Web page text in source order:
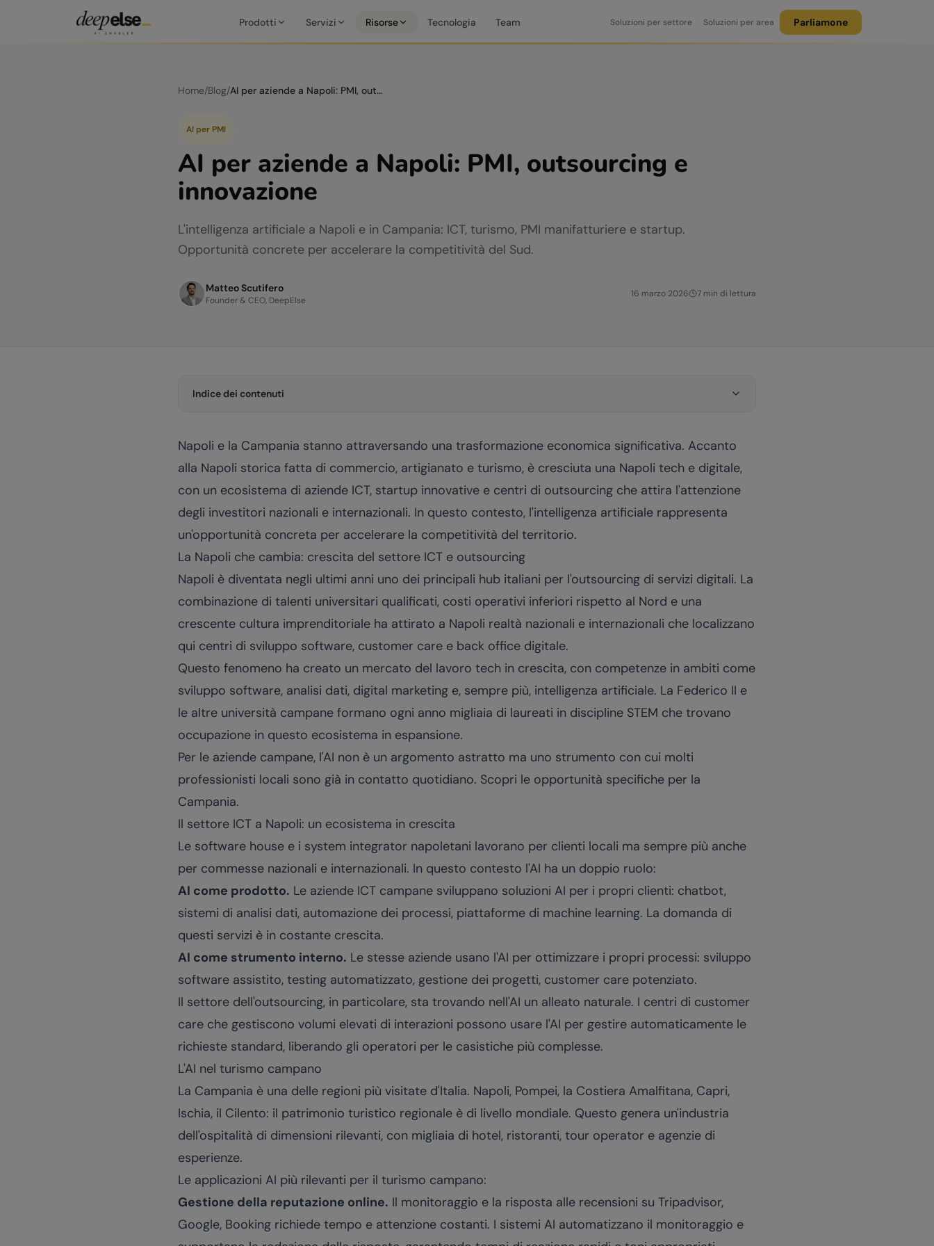
Prodotti Servizi Risorse Tecnologia Team Soluzioni per settore Soluzioni per area Parliamone
Home/Blog/ AI per aziende a Napoli: PMI, outsourcing e innovazione
AI per PMI
AI per aziende a Napoli: PMI, outsourcing e
innovazione
L'intelligenza artificiale a Napoli e in Campania: ICT, turismo, PMI manifatturiere e startup.
Opportunità concrete per accelerare la competitività del Sud.
Matteo Scutifero
Founder & CEO, DeepElse
16 marzo 2026 7 min di lettura
Indice dei contenuti
Napoli e la Campania stanno attraversando una trasformazione economica significativa. Accanto
alla Napoli storica fatta di commercio, artigianato e turismo, è cresciuta una Napoli tech e digitale,
con un ecosistema di aziende ICT, startup innovative e centri di outsourcing che attira l'attenzione
degli investitori nazionali e internazionali. In questo contesto, l'intelligenza artificiale rappresenta
un'opportunità concreta per accelerare la competitività del territorio.
La Napoli che cambia: crescita del settore ICT e outsourcing
Napoli è diventata negli ultimi anni uno dei principali hub italiani per l'outsourcing di servizi digitali. La
combinazione di talenti universitari qualificati, costi operativi inferiori rispetto al Nord e una
crescente cultura imprenditoriale ha attirato a Napoli realtà nazionali e internazionali che localizzano
qui centri di sviluppo software, customer care e back office digitale.
Questo fenomeno ha creato un mercato del lavoro tech in crescita, con competenze in ambiti come
sviluppo software, analisi dati, digital marketing e, sempre più, intelligenza artificiale. La Federico II e
le altre università campane formano ogni anno migliaia di laureati in discipline STEM che trovano
occupazione in questo ecosistema in espansione.
Per le aziende campane, l'AI non è un argomento astratto ma uno strumento con cui molti
professionisti locali sono già in contatto quotidiano. Scopri le opportunità specifiche per la
Campania.
Il settore ICT a Napoli: un ecosistema in crescita
Le software house e i system integrator napoletani lavorano per clienti locali ma sempre più anche
per commesse nazionali e internazionali. In questo contesto l'AI ha un doppio ruolo:
AI come prodotto. Le aziende ICT campane sviluppano soluzioni AI per i propri clienti: chatbot,
sistemi di analisi dati, automazione dei processi, piattaforme di machine learning. La domanda di
questi servizi è in costante crescita.
AI come strumento interno. Le stesse aziende usano l'AI per ottimizzare i propri processi: sviluppo
software assistito, testing automatizzato, gestione dei progetti, customer care potenziato.
Il settore dell'outsourcing, in particolare, sta trovando nell'AI un alleato naturale. I centri di customer
care che gestiscono volumi elevati di interazioni possono usare l'AI per gestire automaticamente le
richieste standard, liberando gli operatori per le casistiche più complesse.
L'AI nel turismo campano
La Campania è una delle regioni più visitate d'Italia. Napoli, Pompei, la Costiera Amalfitana, Capri,
Ischia, il Cilento: il patrimonio turistico regionale è di livello mondiale. Questo genera un'industria
dell'ospitalità di dimensioni rilevanti, con migliaia di hotel, ristoranti, tour operator e agenzie di
esperienze.
Le applicazioni AI più rilevanti per il turismo campano:
Gestione della reputazione online. Il monitoraggio e la risposta alle recensioni su Tripadvisor,
Google, Booking richiede tempo e attenzione costanti. I sistemi AI automatizzano il monitoraggio e